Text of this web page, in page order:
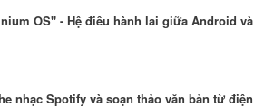
OS" - Hệ điều hành lai giữa Android và
nhạc Spotify và soạn thảo văn bản từ điện